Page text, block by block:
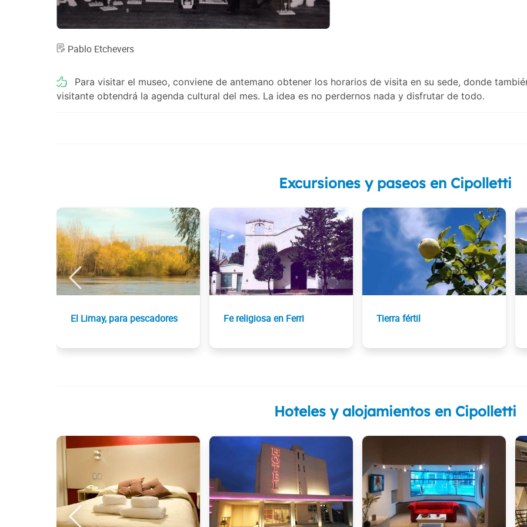
Pablo Etchevers
Para visitar el museo, conviene de antemano obtener los horarios de visita en su sede, donde
visitante obtendrá la agenda cultural del mes. La idea es no perdernos nada y disfrutar de todo.
Excursiones y paseos en Cipolletti
El Limay, para pescadores Fe religiosa en Ferri Tierra fértil
Hoteles y alojamientos en Cipolletti